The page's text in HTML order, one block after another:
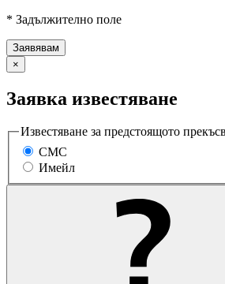
* Задължително поле
×
Заявка известяване
Известяване за предстоящото
СМС
Имейл